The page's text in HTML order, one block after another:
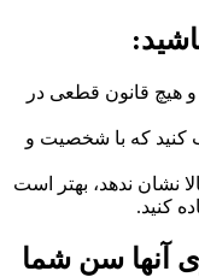
هیچ قانون قطعی در
کنید که با شخصیت و
نشان ندهد، بهتر است
کنید.
آنها سن شما